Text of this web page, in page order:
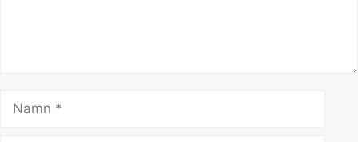
Namn